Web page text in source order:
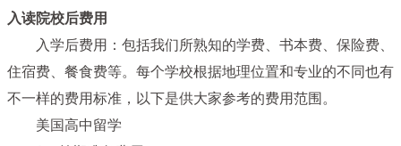
入读院校后费用
入学后费用：包括我们所熟知的学费、书本费、保险费、
住宿费、餐食费等。每个学校根据地理位置和专业的不同也有
不一样的费用标准，以下是供大家参考的费用范围。
美国高中留学